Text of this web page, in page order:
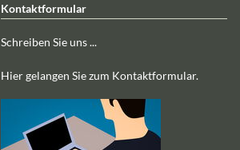
Kontaktformular
Schreiben Sie uns ...
Hier gelangen Sie zum Kontaktformular.